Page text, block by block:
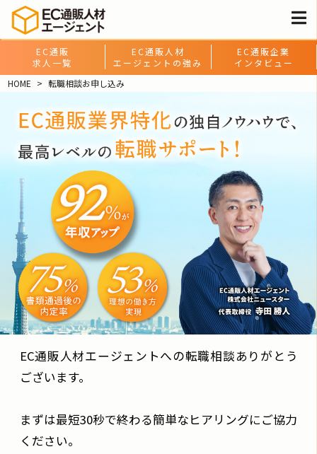
EC通販
求人一覧
EC通販人材
エージェントの強み
EC通販企業
インタビュー
HOME
転職相談お申し込み
EC通販人材エージェントへの転職相談ありがとう
ございます。
まずは最短30秒で終わる簡単なヒアリングにご協力
ください。